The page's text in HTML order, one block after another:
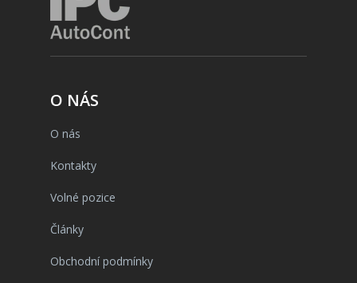
O NÁS
O nás
Kontakty
Volné pozice
Články
Obchodní podmínky